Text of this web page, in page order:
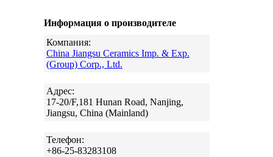
Информация о производителе
Компания:
China Jiangsu Ceramics Imp. & Exp.
(Group) Corp., Ltd.
Адрес:
17-20/F,181 Hunan Road, Nanjing,
Jiangsu, China (Mainland)
Телефон:
+86-25-83283108